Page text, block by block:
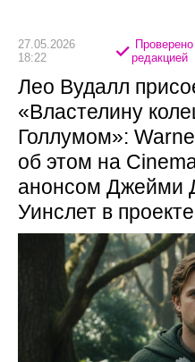
27.05.2026
18:22
Проверено
редакцией
Лео Вудалл
«Властелину
Голлумом»:
об этом на
анонсом Джейми
Уинслет в